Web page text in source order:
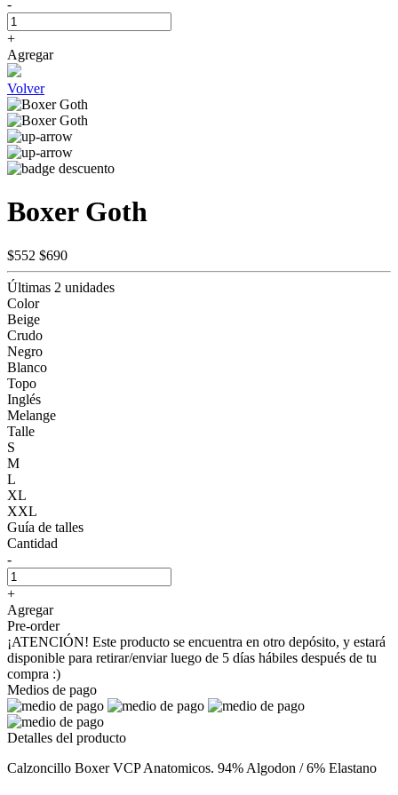
-
+
Agregar
Volver
Boxer Goth
$552 $690
Últimas 2 unidades
Color
Beige
Crudo
Negro
Blanco
Topo
Inglés
Melange
Talle
S
M
L
XL
XXL
Guía de talles
Cantidad
-
+
Agregar
Pre-order
¡ATENCIÓN! Este producto se encuentra en otro depósito, y estará
disponible para retirar/enviar luego de 5 días hábiles después de tu
compra :)
Medios de pago
Detalles del producto
Calzoncillo Boxer VCP Anatomicos. 94% Algodon / 6% Elastano